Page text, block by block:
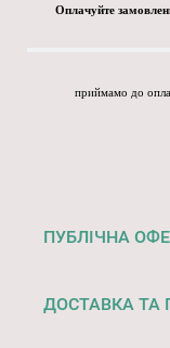
Оплачуйте
приймамо до
ПУБЛІЧНА
ДОСТАВКА ТА